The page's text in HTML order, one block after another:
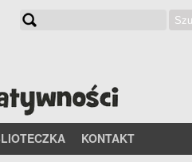
Szukaj
KONTAKT